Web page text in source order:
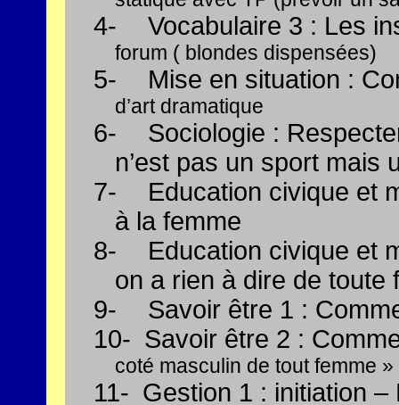
4- Vocabulaire 3 : Les
forum ( blondes dispensées)
5- Mise en situation :
d’art dramatique
6-
Sociologie :
n’est pas un sport mais
7-
Education civique et
à la femme
8-
Education civique et
on a rien à dire de toute
9-
Savoir être 1 :
10- Savoir être 2 :
coté masculin de tout femme »
11- Gestion 1 : initiation –